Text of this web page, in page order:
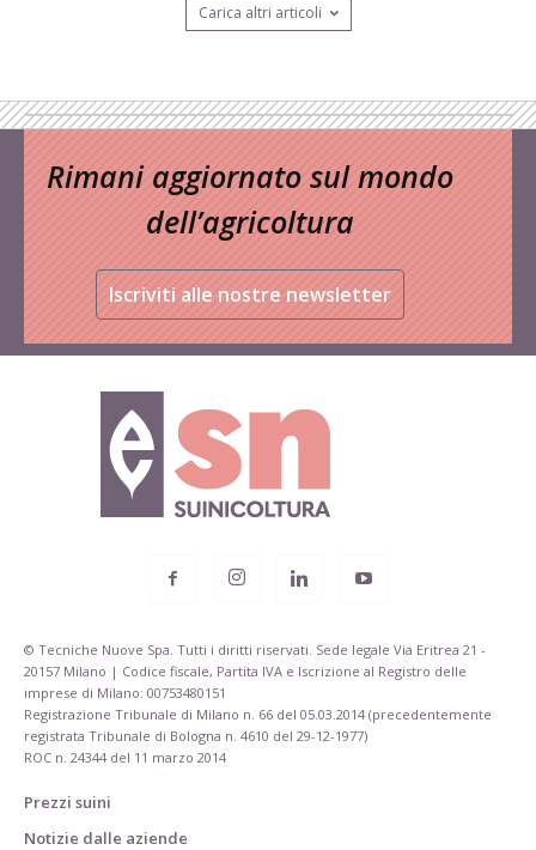
Carica altri articoli
Rimani aggiornato sul mondo
dell’agricoltura
Iscriviti alle nostre newsletter
© Tecniche Nuove Spa. Tutti i diritti riservati. Sede legale Via Eritrea 21 -
20157 Milano | Codice fiscale, Partita IVA e Iscrizione al Registro delle
imprese di Milano: 00753480151
Registrazione Tribunale di Milano n. 66 del 05.03.2014 (precedentemente
registrata Tribunale di Bologna n. 4610 del 29-12-1977)
ROC n. 24344 del 11 marzo 2014
Prezzi suini
Notizie dalle aziende